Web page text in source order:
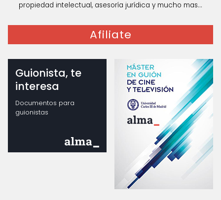
propiedad intelectual, asesoría jurídica y mucho mas...
Afiliate
Guionista, te
interesa
Documentos para
guionistas